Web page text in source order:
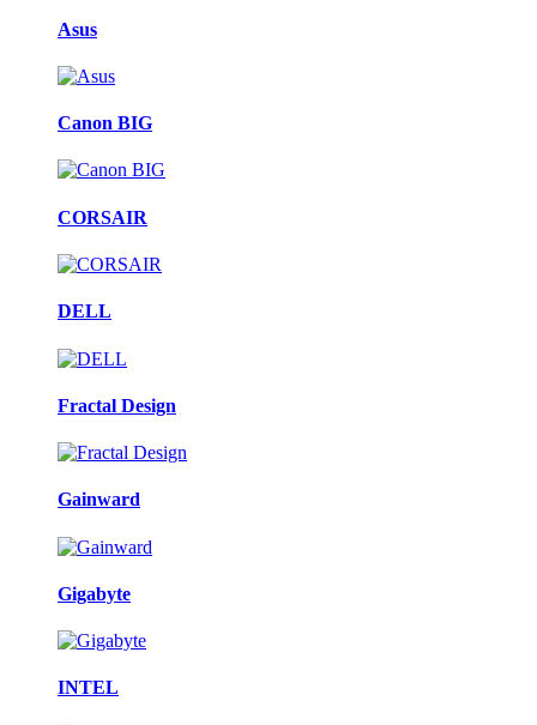
Asus
Canon BIG
CORSAIR
DELL
Fractal Design
Gainward
Gigabyte
INTEL